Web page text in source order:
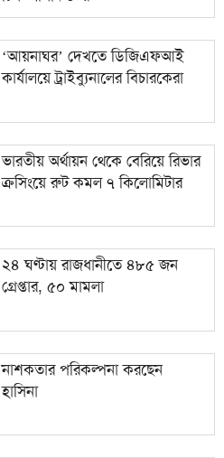
‘আয়নাঘর’ দেখতে ডিজিএফআই
কার্যালয়ে ট্রাইব্যুনালের বিচারকেরা
ভারতীয় অর্থায়ন থেকে বেরিয়ে রিভার
ক্রসিংয়ে রুট কমল ৭ কিলোমিটার
২৪ ঘণ্টায় রাজধানীতে ৪৮৫ জন
গ্রেপ্তার, ৫০ মামলা
নাশকতার পরিকল্পনা করছেন
হাসিনা